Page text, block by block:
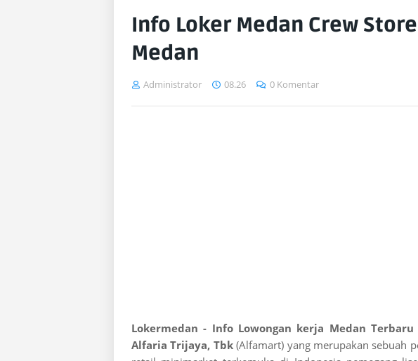
Info Loker Medan Crew
Medan
Administrator 08.26 0 Komentar
Lokermedan - Info Lowongan kerja Medan Terbaru
Alfaria Trijaya, Tbk(Alfamart) yang merupakan sebuah